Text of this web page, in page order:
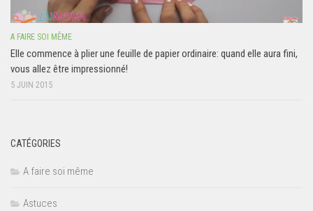
A FAIRE SOI MÊME
Elle commence à plier une feuille de papier ordinaire: quand elle aura fini,
vous allez être impressionné!
5 JUIN 2015
CATÉGORIES
A faire soi même
Astuces